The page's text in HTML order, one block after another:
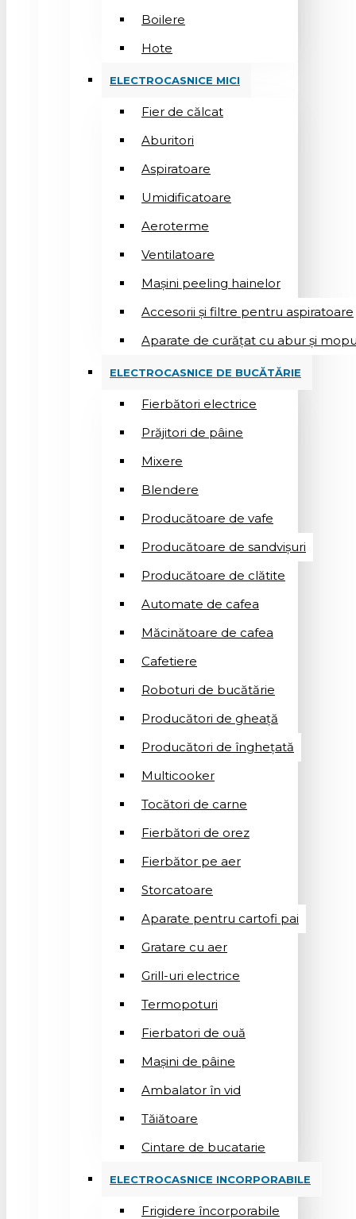
Boilere
Hote
ELECTROCASNICE MICI
Fier de călcat
Aburitori
Aspiratoare
Umidificatoare
Aeroterme
Ventilatoare
Mașini peeling hainelor
Accesorii și filtre pentru aspiratoare
Aparate de curățat cu abur și
ELECTROCASNICE DE BUCĂTĂRIE
Fierbători electrice
Prăjitori de pâine
Mixere
Blendere
Producătoare de vafe
Producătoare de sandvişuri
Producătoare de clătite
Automate de cafea
Măcinătoare de cafea
Cafetiere
Roboturi de bucătărie
Producători de gheață
Producători de înghețată
Multicooker
Tocători de carne
Fierbători de orez
Fierbător pe aer
Storcatoare
Aparate pentru cartofi pai
Gratare cu aer
Grill-uri electrice
Termopoturi
Fierbatori de ouă
Mașini de pâine
Ambalator în vid
Tăiătoare
Cintare de bucatarie
ELECTROCASNICE INCORPORABILE
Frigidere încorporabile